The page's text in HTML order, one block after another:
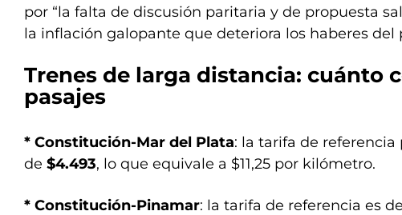
por “la falta de discusión paritaria y de propuesta
la inflación galopante que deteriora los haberes del
Trenes de larga distancia: cuánto
pasajes
* Constitución-Mar del Plata: la tarifa de referencia
de $4.493, lo que equivale a $11,25 por kilómetro.
* Constitución-Pinamar: la tarifa de referencia es de